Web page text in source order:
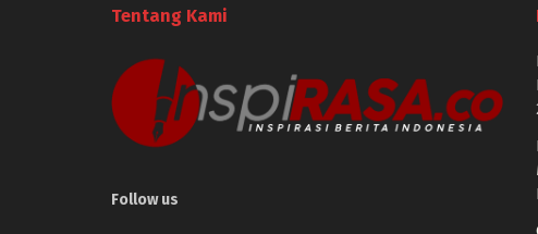
Tentang Kami
Follow us